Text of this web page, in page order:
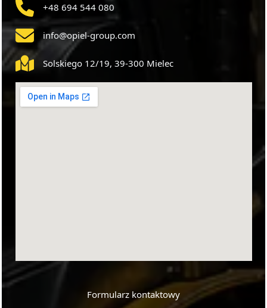
+48 694 544 080
info@opiel-group.com
Solskiego 12/19, 39-300 Mielec
Formularz kontaktowy